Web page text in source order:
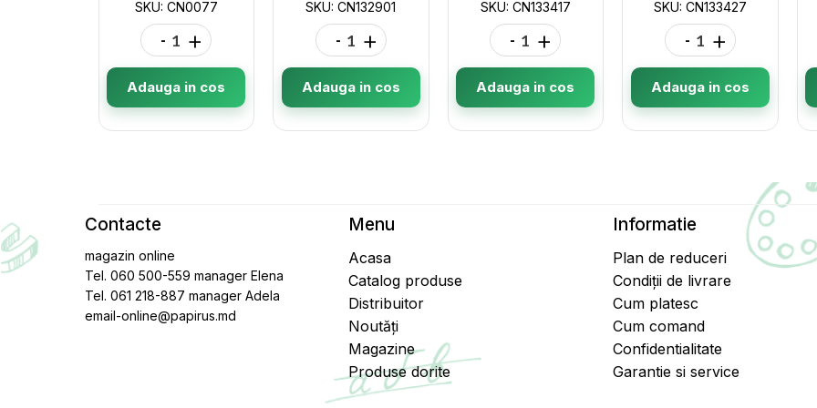
SKU: CN0077
- +
Adauga in cos
SKU: CN132901
- +
Adauga in cos
SKU: CN133417
- +
Adauga in cos
SKU: CN133427
- +
Adauga in cos
Contacte
magazin online
Tel. 060 500-559 manager Elena
Tel. 061 218-887 manager Adela
email-online@papirus.md
Menu
Acasa
Catalog produse
Distribuitor
Noutăți
Magazine
Produse dorite
Informatie
Plan de reduceri
Condiții de livrare
Cum platesc
Cum comand
Confidentialitate
Garantie si service